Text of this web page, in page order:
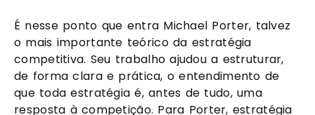
É nesse ponto que entra Michael Porter, talvez
o mais importante teórico da estratégia
competitiva. Seu trabalho ajudou a estruturar,
de forma clara e prática, o entendimento de
que toda estratégia é, antes de tudo, uma
resposta à competição. Para Porter, estratégia